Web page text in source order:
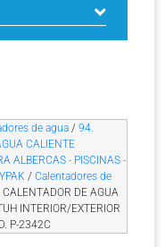
de agua / 94.
CALIENTE
ALBERCAS - PISCINAS -
/ Calentadores de
CALENTADOR DE AGUA
INTERIOR/EXTERIOR
P-2342C